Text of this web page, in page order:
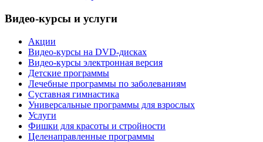
Видео-курсы и услуги
Акции
Видео-курсы на DVD-дисках
Видео-курсы электронная версия
Детские программы
Лечебные программы по заболеваниям
Суставная гимнастика
Универсальные программы для взрослых
Услуги
Фишки для красоты и стройности
Целенаправленные программы